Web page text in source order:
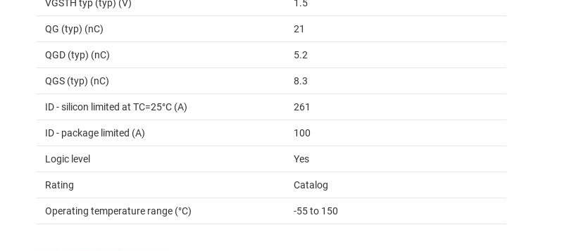
VGSTH typ (typ) (V) 1.5
QG (typ) (nC) 21
QGD (typ) (nC) 5.2
QGS (typ) (nC) 8.3
ID - silicon limited at TC=25°C (A) 261
ID - package limited (A) 100
Logic level Yes
Rating Catalog
Operating temperature range (°C) -55 to 150